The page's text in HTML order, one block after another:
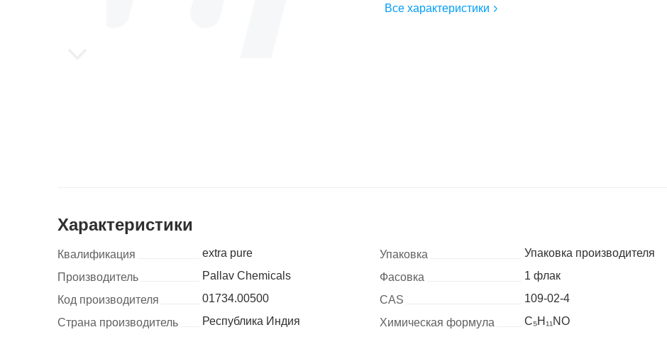
Все характеристики
Характеристики
Квалификация
extra pure
Производитель
Pallav Chemicals
Код производителя
01734.00500
Страна производитель
Республика Индия
Упаковка
Упаковка производителя
Фасовка
1 флак
CAS
109-02-4
Химическая формула
C₅H₁₁NO